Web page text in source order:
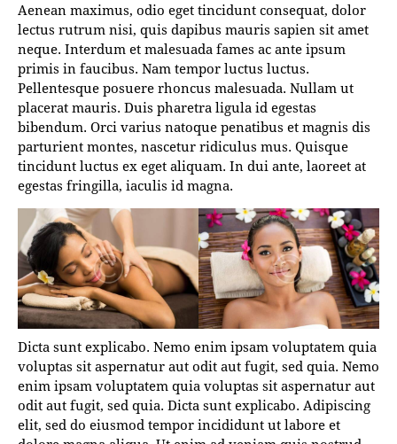
Aenean maximus, odio eget tincidunt consequat, dolor
lectus rutrum nisi, quis dapibus mauris sapien sit amet
neque. Interdum et malesuada fames ac ante ipsum
primis in faucibus. Nam tempor luctus luctus.
Pellentesque posuere rhoncus malesuada. Nullam ut
placerat mauris. Duis pharetra ligula id egestas
bibendum. Orci varius natoque penatibus et magnis dis
parturient montes, nascetur ridiculus mus. Quisque
tincidunt luctus ex eget aliquam. In dui ante, laoreet at
egestas fringilla, iaculis id magna.
Dicta sunt explicabo. Nemo enim ipsam voluptatem quia
voluptas sit aspernatur aut odit aut fugit, sed quia. Nemo
enim ipsam voluptatem quia voluptas sit aspernatur aut
odit aut fugit, sed quia. Dicta sunt explicabo. Adipiscing
elit, sed do eiusmod tempor incididunt ut labore et